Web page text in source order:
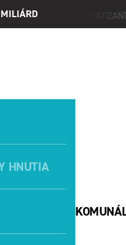
SA NAŠIM SYMPATIZANTOM
HNUTIA